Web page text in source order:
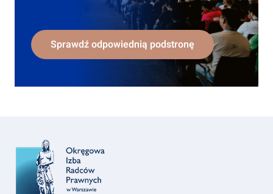
Sprawdź odpowiednią podstronę